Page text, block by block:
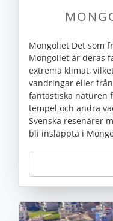
Mongoliet Det som
Mongoliet är deras
extrema klimat,
vandringar eller
fantastiska naturen
tempel och andra
Svenska resenärer
bli insläppta i